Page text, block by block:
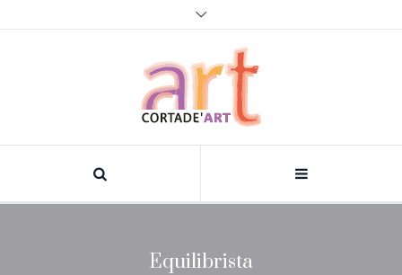
Equilibrista